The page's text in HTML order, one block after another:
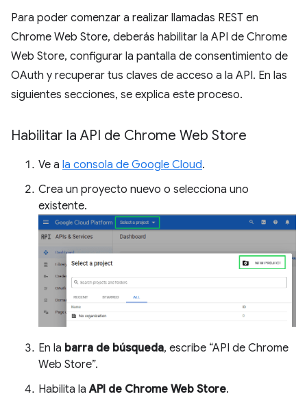
Para poder comenzar a realizar llamadas REST en
Chrome Web Store, deberás habilitar la API de Chrome
Web Store, configurar la pantalla de consentimiento de
OAuth y recuperar tus claves de acceso a la API. En las
siguientes secciones, se explica este proceso.
Habilitar la API de Chrome Web Store
Ve a la consola de Google Cloud.
Crea un proyecto nuevo o selecciona uno
existente.
En la barra de búsqueda, escribe “API de Chrome
Web Store”.
Habilita laAPI de Chrome Web Store.